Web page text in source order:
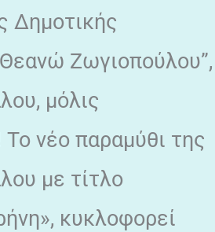
Δημοτικής
Ζωγιοπούλου”,
μόλις
νέο παραμύθι της
με τίτλο
κυκλοφορεί